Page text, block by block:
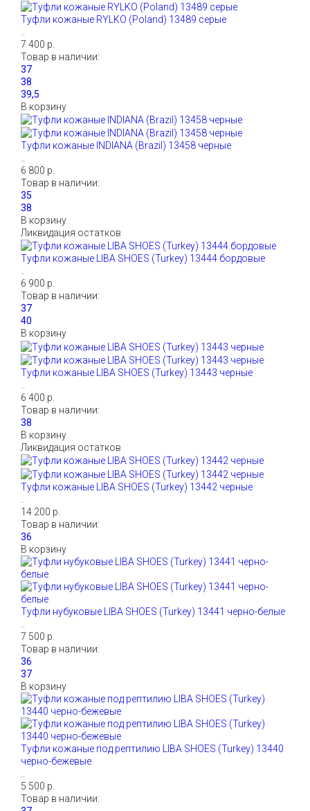
Туфли кожаные RYLKO (Poland) 13489 серые
7 400 р.
Товар в наличии:
В корзину
Туфли кожаные INDIANA (Brazil) 13458 черные
6 800 р.
Товар в наличии:
В корзину
Ликвидация остатков
Туфли кожаные LIBA SHOES (Turkey) 13444 бордовые
..
6 900 р.
Товар в наличии:
В корзину
Туфли кожаные LIBA SHOES (Turkey) 13443 черные
6 400 р.
Товар в наличии:
В корзину
Ликвидация остатков
Туфли кожаные LIBA SHOES (Turkey) 13442 черные
14 200 р.
Товар в наличии:
В корзину
Туфли нубуковые LIBA SHOES (Turkey) 13441 черно-белые
7 500 р.
Товар в наличии:
В корзину
Туфли кожаные под рептилию LIBA SHOES (Turkey) 13440
черно-бежевые
5 500 р.
Товар в наличии: